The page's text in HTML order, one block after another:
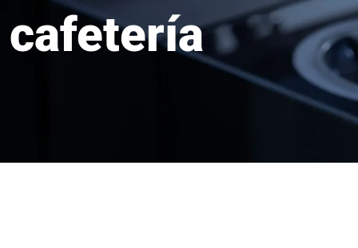
cafetería